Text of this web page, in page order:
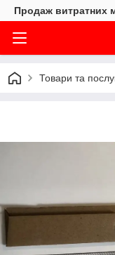
Продаж витратних
Товари та